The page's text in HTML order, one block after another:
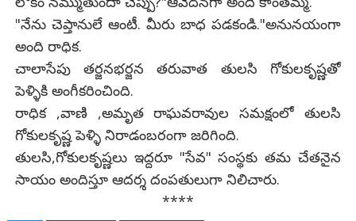
"నేను చెప్తానులే ఆంటీ. మీరు బాధ పడకండి."అనునయంగా
అంది రాధిక.
చాలాసేపు తర్జనభర్జన తరువాత తులసి గోకులకృష్ణతో
పెళ్ళికి అంగీకరించింది.
రాధిక ,వాణి ,అమృత రాఘవరావుల సమక్షంలో తులసి
గోకులకృష్ణ పెళ్ళి నిరాడంబరంగా జరిగింది.
తులసి,గోకులకృష్ణలు ఇద్దరూ "సేవ" సంస్థకు తమ చేతనైన
సాయం అందిస్తూ ఆదర్శ దంపతులుగా నిలిచారు.
****